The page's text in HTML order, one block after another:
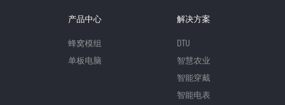
产品中心
蜂窝模组
单板电脑
解决方案
DTU
智慧农业
智能穿戴
智能电表